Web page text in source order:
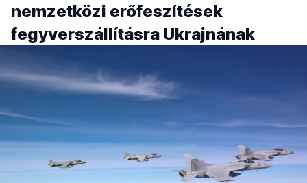
nemzetközi erőfeszítések
fegyverszállításra Ukrajnának